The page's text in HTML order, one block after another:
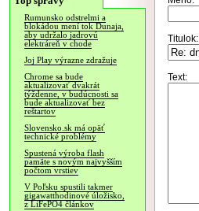
Rumunsko odstrelmi a
blokádou mení tok Dunaja,
aby udržalo jadrovú
elektráreň v chode
Joj Play výrazne zdražuje
Chrome sa bude
aktualizovať dvakrát
týždenne, v budúcnosti sa
bude aktualizovať bez
reštartov
Slovensko.sk má opäť
technické problémy
Spustená výroba flash
pamäte s novým najvyšším
počtom vrstiev
V Poľsku spustili takmer
gigawatthodinové úložisko,
z LiFePO4 článkov
Titulok:
Text: